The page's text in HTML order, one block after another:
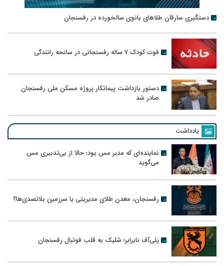
دستگیری سارقان طلاهای بانوی سالخورده در رفسنجان
فوت کودک ۷ ساله رفسنجانی در سانحه رانندگی
دستور بازداشت پیمانکار پروژه مسکن ملی رفسنجان
صادر شد
یادداشت
نماینده‌ای که مدیر مس بود؛ حالا از بی‌تدبیری مس
می‌گوید
رفسنجان، معدن طلای مدیریتی یا سرزمین بلاتصدی‌ها؟
پلی‌آف نابرابر؛ شلیک به قلب فوتبال رفسنجان